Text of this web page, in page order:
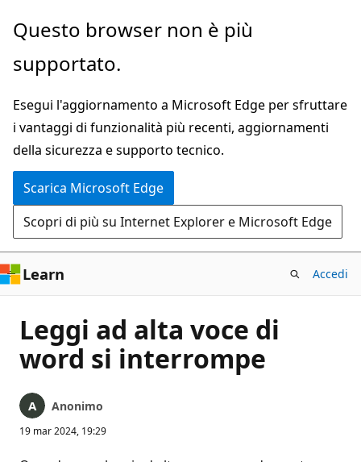
Ignora
passa
contenuto
principale
Questo browser non è più
supportato.
Esegui l'aggiornamento a Microsoft Edge per sfruttare
i vantaggi di funzionalità più recenti, aggiornamenti
della sicurezza e supporto tecnico.
Scarica Microsoft Edge
Scopri di più su Internet Explorer e Microsoft Edge
Learn Accedi
Leggi ad alta voce di
word si interrompe
Anonimo
19 mar 2024, 19:29